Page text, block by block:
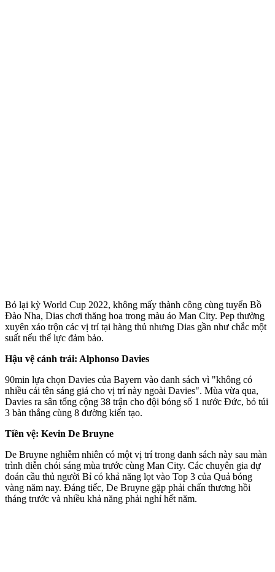
Bỏ lại kỳ World Cup 2022, không mấy thành công cùng tuyển Bồ
Đào Nha, Dias chơi thăng hoa trong màu áo Man City. Pep thường
xuyên xáo trộn các vị trí tại hàng thủ nhưng Dias gần như chắc một
suất nếu thể lực đảm bảo.
Hậu vệ cánh trái: Alphonso Davies
90min lựa chọn Davies của Bayern vào danh sách vì "không có
nhiều cái tên sáng giá cho vị trí này ngoài Davies". Mùa vừa qua,
Davies ra sân tổng cộng 38 trận cho đội bóng số 1 nước Đức, bỏ túi
3 bàn thắng cùng 8 đường kiến tạo.
Tiền vệ: Kevin De Bruyne
De Bruyne nghiễm nhiên có một vị trí trong danh sách này sau màn
trình diễn chói sáng mùa trước cùng Man City. Các chuyên gia dự
đoán cầu thủ người Bỉ có khả năng lọt vào Top 3 của Quả bóng
vàng năm nay. Đáng tiếc, De Bruyne gặp phải chấn thương hồi
tháng trước và nhiều khả năng phải nghỉ hết năm.